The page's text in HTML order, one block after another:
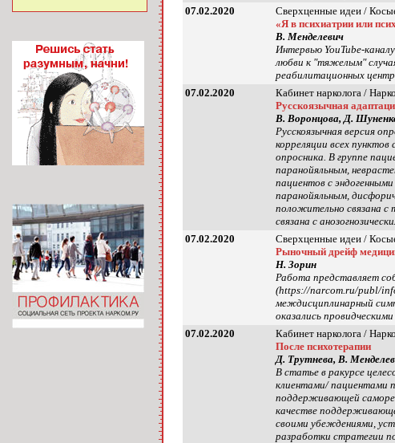
07.02.2020
Сверхценные идеи /
«Я в психиатрии или
В. Менделевич
Интервью YouTube-
любви к "тяжелым"
реабилитационных
07.02.2020
Кабинет нарколога /
Русскоязычная
В. Воронцова, Д.
Русскоязычная версия
корреляции всех
опросника. В группе
паранойяльным,
пациентов с
паранойяльным,
положительно связана с
связана с
07.02.2020
Сверхценные идеи /
Рыночный дрейф
Н. Зорин
Работа представляет
(https://narcom.ru/publ/
междисциплинарный
оказались
07.02.2020
Кабинет нарколога /
После психотерапии
Д. Трутнева, В.
В статье в ракурсе
клиентами/ пациентами
поддерживающей
качестве
своими убеждениями,
разработки стратегии